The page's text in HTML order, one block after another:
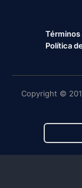
Política
Copyright ©